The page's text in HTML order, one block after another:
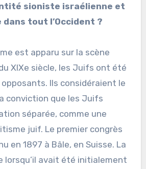
sioniste israélienne et
dans tout l’Occident ?
est apparu sur la scène
XIXe siècle, les Juifs ont été
Ils considéraient le
conviction que les Juifs
séparée, comme une
juif. Le premier congrès
en 1897 à Bâle, en Suisse. La
lorsqu’il avait été initialement